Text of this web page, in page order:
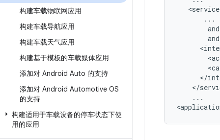
构建车载物联网应用
构建车载导航应用
构建车载天气应用
构建基于模板的车载媒体应用
添加对 Android Auto 的支持
添加对 Android Automotive OS
的支持
构建适用于车载设备的停车状态下使
用的应用
...